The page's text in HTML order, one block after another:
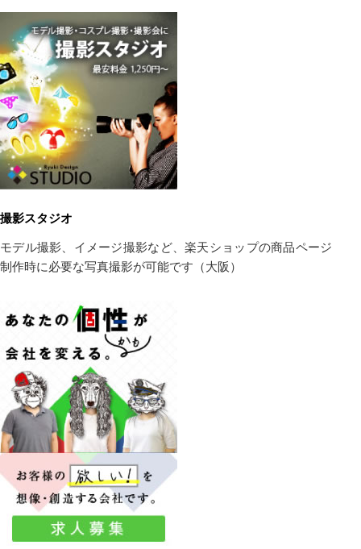
撮影スタジオ
モデル撮影、イメージ撮影など、楽天ショップの商品ページ
制作時に必要な写真撮影が可能です（大阪）